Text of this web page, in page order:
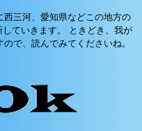
三河、愛知県などこの地方の
ていきます。 ときどき、我が
で、読んでみてくださいね。